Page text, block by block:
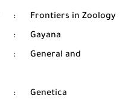
:
Frontiers in Zoology
:
Gayana
:
General and
:
Genetica